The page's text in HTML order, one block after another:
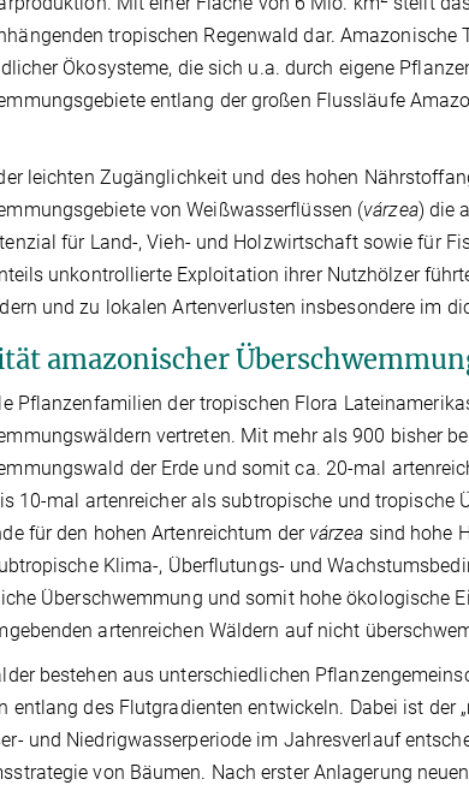
tropischen Regenwald dar. Amazonische
Ökosysteme, die sich u.a. durch eigene
entlang der großen Flussläufe
leichten Zugänglichkeit und des hohen
von Weißwasserflüssen (várzea) die
für Land-, Vieh- und Holzwirtschaft sowie für
unkontrollierte Exploitation ihrer Nutzhölzer
und zu lokalen Artenverlusten insbesondere im
amazonischer
Pflanzenfamilien der tropischen Flora
vertreten. Mit mehr als 900 bisher
der Erde und somit ca. 20-mal
10-mal artenreicher als subtropische und tropische
für den hohen Artenreichtum der várzea sind hohe
Klima-, Überflutungs- und
Überschwemmung und somit hohe ökologische
artenreichen Wäldern auf nicht
bestehen aus unterschiedlichen
entlang des Flutgradienten entwickeln. Dabei ist der
und Niedrigwasserperiode im Jahresverlauf
von Bäumen. Nach erster Anlagerung